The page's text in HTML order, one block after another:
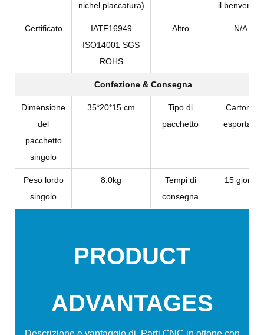
nichel placcatura)
il benvenuto
Certificato
IATF16949
ISO14001 SGS
ROHS
Altro N/A
Confezione & Consegna
Dimensione
del
pacchetto
singolo
35*20*15 cm
Tipo di
pacchetto
Cartone
esportato
Peso lordo
singolo
8.0kg
Tempi di
consegna
15 giorni
PRODUCT
ADVANTAGES